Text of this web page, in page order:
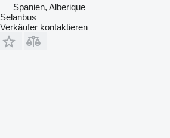
Spanien, Alberique
Selanbus
Verkäufer kontaktieren